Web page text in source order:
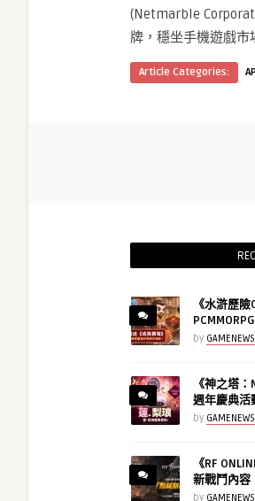
(Netmarble
牌，穩坐手機遊戲
Article Categories:
《水滸歷
by GAMENEWS
《神之塔
週年慶典活
by GAMENEWS
《RF
新戰鬥內容
by GAMENEWS